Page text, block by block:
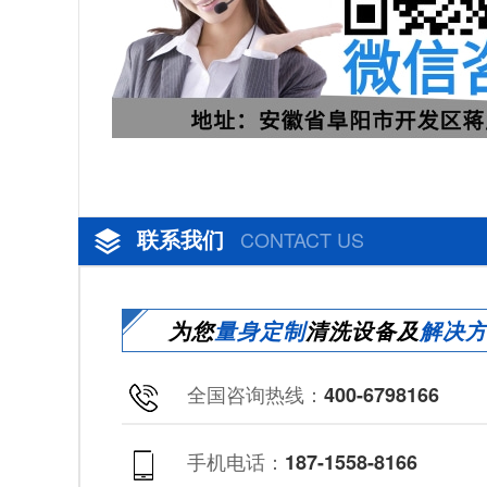
联系我们 CONTACT US
为您量身定制清洗设备及解决
全国咨询热线： 400-6798166
手机电话： 187-1558-8166